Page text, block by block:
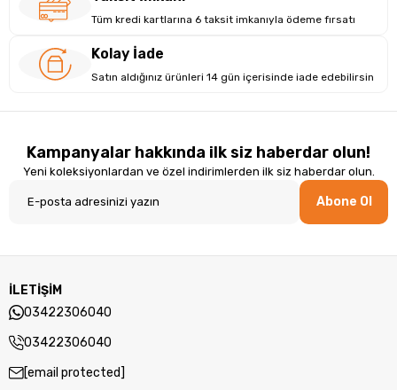
Tüm kredi kartlarına 6 taksit imkanıyla ödeme fırsatı
Kolay İade
Satın aldığınız ürünleri 14 gün içerisinde iade edebilirsin
Kampanyalar hakkında ilk siz haberdar olun!
Yeni koleksiyonlardan ve özel indirimlerden ilk siz haberdar olun.
Abone Ol
İLETİŞİM
03422306040
03422306040
[email protected]